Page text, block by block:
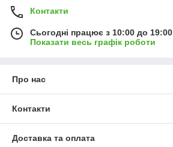
Контакти
Сьогодні працює з 10:00 до 19:00
Показати весь графік роботи
Про нас
Контакти
Доставка та оплата